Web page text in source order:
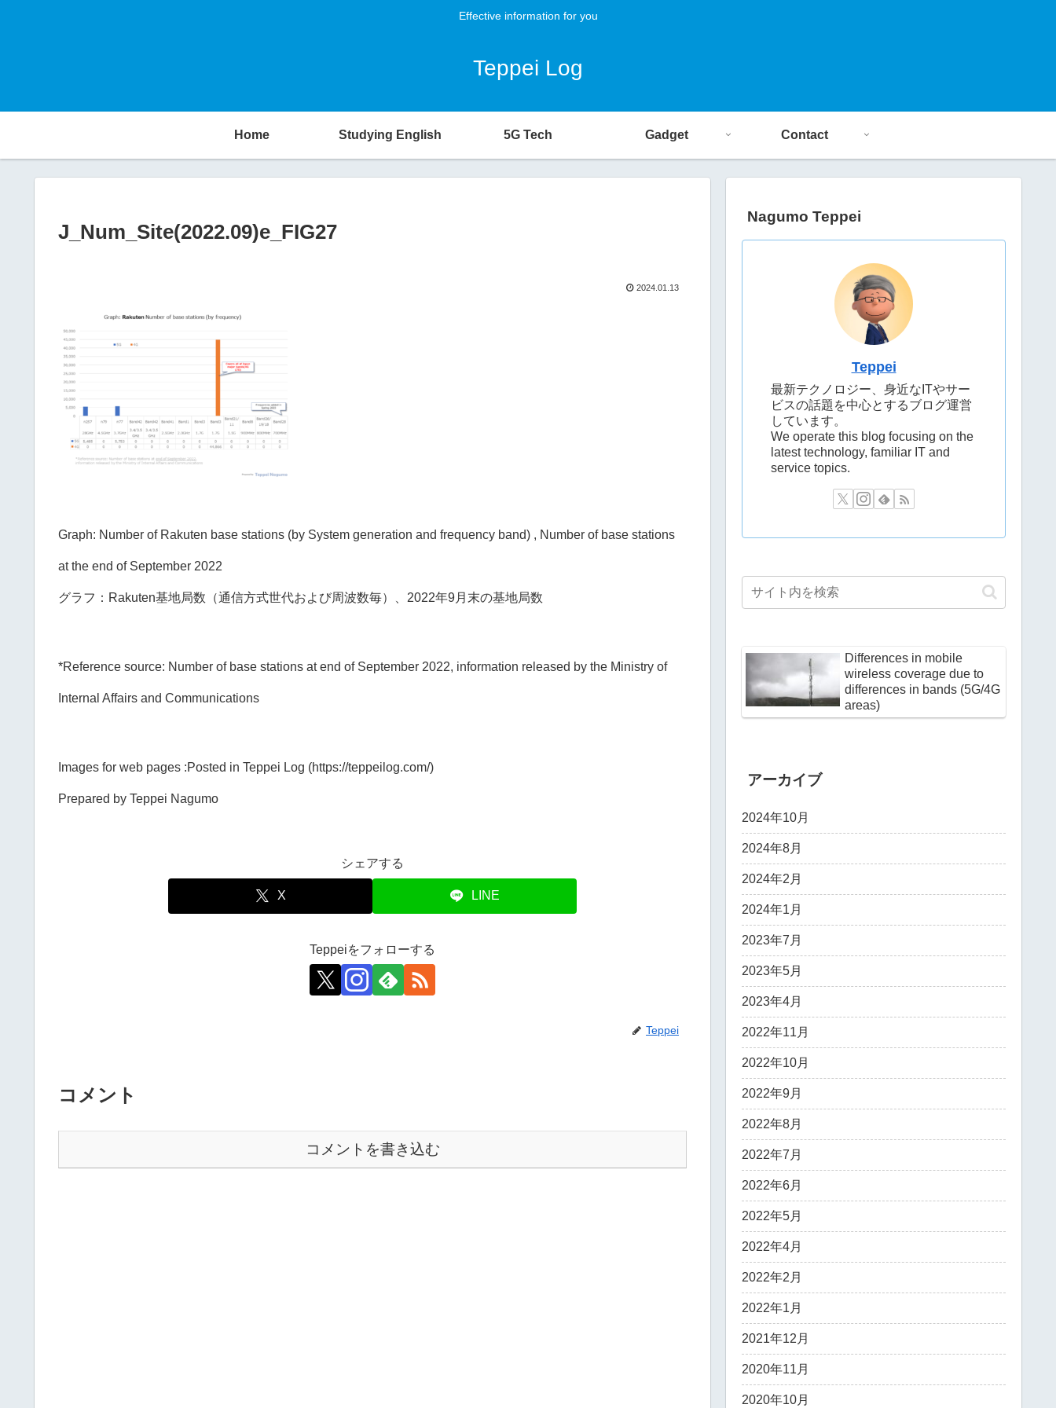
Effective information for you
Teppei Log
Home Studying English 5G Tech Gadget Contact
J_Num_Site(2022.09)e_FIG27
2024.01.13
Graph: Number of Rakuten base stations (by System generation and frequency band) , Number of base stations
at the end of September 2022
グラフ：Rakuten基地局数（通信方式世代および周波数毎）、2022年9月末の基地局数
*Reference source: Number of base stations at end of September 2022, information released by the Ministry of
Internal Affairs and Communications
Images for web pages :Posted in Teppei Log (https://teppeilog.com/)
Prepared by Teppei Nagumo
シェアする
X LINE
Teppeiをフォローする
Teppei
コメント
コメントを書き込む
Nagumo Teppei
Teppei
最新テクノロジー、身近なITやサー
ビスの話題を中心とするブログ運営
しています。
We operate this blog focusing on the
latest technology, familiar IT and
service topics.
Differences in mobile
wireless coverage due to
differences in bands (5G/4G
areas)
アーカイブ
2024年10月
2024年8月
2024年2月
2024年1月
2023年7月
2023年5月
2023年4月
2022年11月
2022年10月
2022年9月
2022年8月
2022年7月
2022年6月
2022年5月
2022年4月
2022年2月
2022年1月
2021年12月
2020年11月
2020年10月